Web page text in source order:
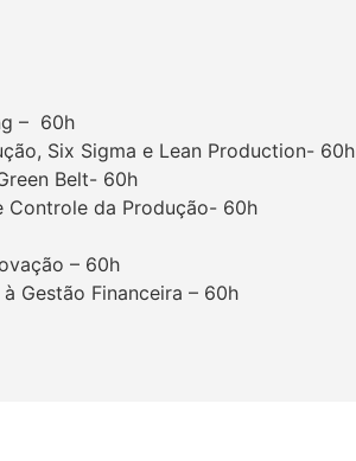
– 60h
Six Sigma e Lean Production- 60h
Belt- 60h
Controle da Produção- 60h
– 60h
Gestão Financeira – 60h